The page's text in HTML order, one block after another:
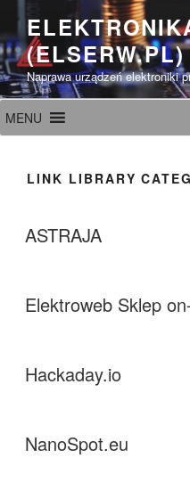
treści(ELSERW.PL)
Naprawa urządzeń elektroniki
MENU
LINK LIBRARY
ASTRAJA
Elektroweb Sklep
Hackaday.io
NanoSpot.eu